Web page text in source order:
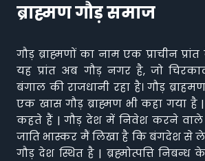
ब्राह्मण गौड़ समाज
गौड़ ब्राह्मणों का नाम एक प्राचीन
यह प्रांत अब गौड़ नगर है, जो
बंगाल की राजधानी रहा है। गौड़
एक खास गौड़ ब्राह्मण भी कहा गया है
कहते हैं | गौड़ देश में निवेश करने वाले
जाति भास्कर मैं लिखा है कि बंगदेश
गौड़ देश स्थित है | ब्रह्मोत्पत्ति